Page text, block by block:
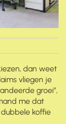
dan weet
vliegen je
groei”,
me dat
koffie